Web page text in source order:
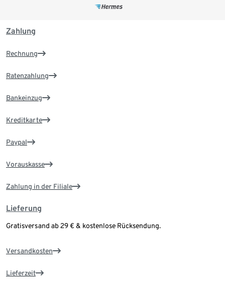
Zahlung
Rechnung
Ratenzahlung
Bankeinzug
Kreditkarte
Paypal
Vorauskasse
Zahlung in der Filiale
Lieferung
Gratisversand ab 29 € & kostenlose Rücksendung.
Versandkosten
Lieferzeit